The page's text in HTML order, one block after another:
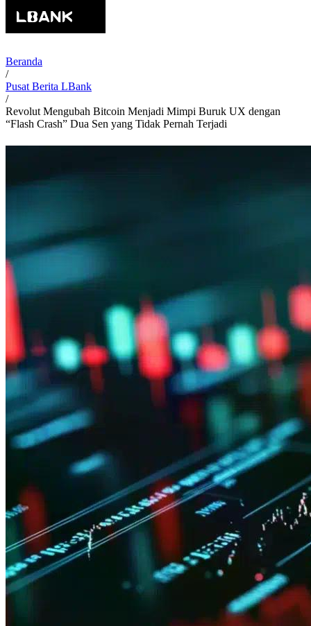
Beranda
/
Pusat Berita LBank
/
Revolut Mengubah Bitcoin Menjadi Mimpi Buruk UX dengan
“Flash Crash” Dua Sen yang Tidak Pernah Terjadi